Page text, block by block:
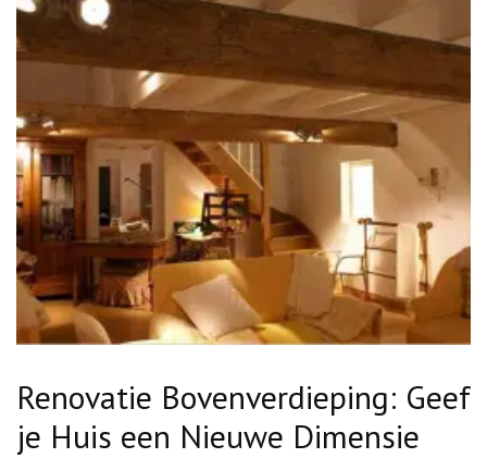
Renovatie Bovenverdieping: Geef
je Huis een Nieuwe Dimensie